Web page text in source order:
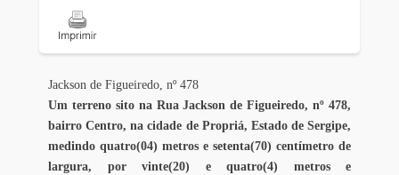
Jackson de Figueiredo, nº 478
Um terreno sito na Rua Jackson de Figueiredo, nº 478,
bairro Centro, na cidade de Propriá, Estado de Sergipe,
medindo quatro(04) metros e setenta(70) centímetro de
largura, por vinte(20) e quatro(4) metros e